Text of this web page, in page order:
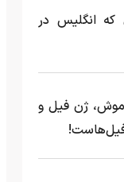
که انگلیس در
موش، ژن فیل و